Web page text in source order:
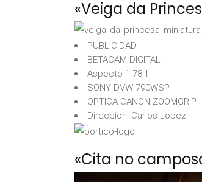
«Veiga da
PUBLICIDAD
BETACAM DIGITAL
Aspecto 1.78:1
SONY DVW-790WSP
OPTICA CANON ZOOMGRIP
Dirección: Carlos López
«Cita no